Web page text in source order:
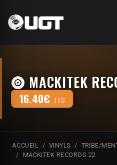
MACKITEK
16.40€ TTC
ACCUEIL VINYLS
TRIBE/
MACKITEK RECORDS 22